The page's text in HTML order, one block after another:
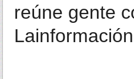
reúne gente